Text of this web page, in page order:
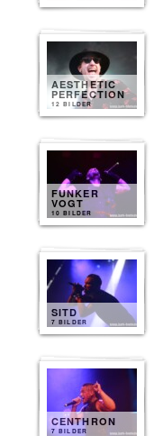
AESTHETIC
PERFECTION
12 BILDER
FUNKER
VOGT
10 BILDER
SITD
7 BILDER
CENTHRON
7 BILDER